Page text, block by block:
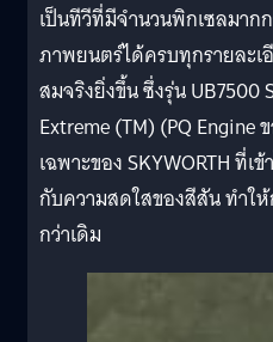
เป็นทีวีที่มีจำนวนพิกเซลมาก
ภาพยนตร์ได้ครบทุกรายละเ
สมจริงยิ่งขึ้น ซึ่งรุ่น UB7500
Extreme (TM) (PQ Engine
เฉพาะของ SKYWORTH ที่
กับความสดใสของสีสัน ทำใ
กว่าเดิม